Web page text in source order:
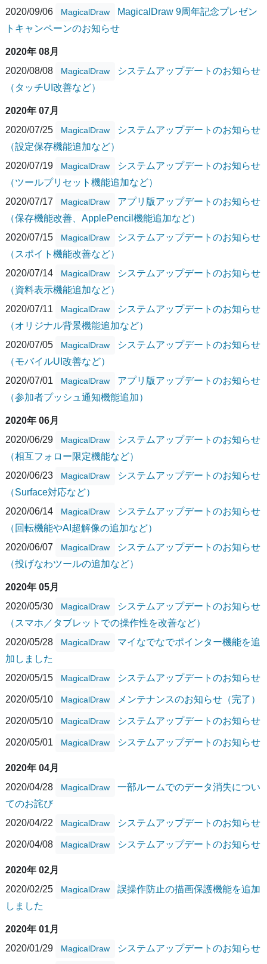
2020/09/06
MagicalDraw
MagicalDraw 9周年記念プレゼン
トキャンペーンのお知らせ
2020年 08月
2020/08/08
MagicalDraw
システムアップデートのお知らせ
（タッチUI改善など）
2020年 07月
2020/07/25
MagicalDraw
システムアップデートのお知らせ
（設定保存機能追加など）
2020/07/19
MagicalDraw
システムアップデートのお知らせ
（ツールプリセット機能追加など）
2020/07/17
MagicalDraw
アプリ版アップデートのお知らせ
（保存機能改善、ApplePencil機能追加など）
2020/07/15
MagicalDraw
システムアップデートのお知らせ
（スポイト機能改善など）
2020/07/14
MagicalDraw
システムアップデートのお知らせ
（資料表示機能追加など）
2020/07/11
MagicalDraw
システムアップデートのお知らせ
（オリジナル背景機能追加など）
2020/07/05
MagicalDraw
システムアップデートのお知らせ
（モバイルUI改善など）
2020/07/01
MagicalDraw
アプリ版アップデートのお知らせ
（参加者プッシュ通知機能追加）
2020年 06月
2020/06/29
MagicalDraw
システムアップデートのお知らせ
（相互フォロー限定機能など）
2020/06/23
MagicalDraw
システムアップデートのお知らせ
（Surface対応など）
2020/06/14
MagicalDraw
システムアップデートのお知らせ
（回転機能やAI超解像の追加など）
2020/06/07
MagicalDraw
システムアップデートのお知らせ
（投げなわツールの追加など）
2020年 05月
2020/05/30
MagicalDraw
システムアップデートのお知らせ
（スマホ／タブレットでの操作性を改善など）
2020/05/28
MagicalDraw
マイなでなでポインター機能を追
加しました
2020/05/15
MagicalDraw システムアップデートのお知らせ
2020/05/10 MagicalDraw メンテナンスのお知らせ（完了）
2020/05/10 MagicalDraw システムアップデートのお知らせ
2020/05/01 MagicalDraw システムアップデートのお知らせ
2020年 04月
2020/04/28
MagicalDraw
一部ルームでのデータ消失につい
てのお詫び
2020/04/22
MagicalDraw システムアップデートのお知らせ
2020/04/08 MagicalDraw システムアップデートのお知らせ
2020年 02月
2020/02/25
MagicalDraw
誤操作防止の描画保護機能を追加
しました
2020年 01月
2020/01/29
MagicalDraw システムアップデートのお知らせ